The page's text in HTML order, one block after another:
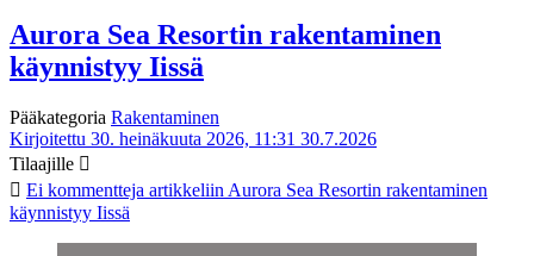
Aurora Sea Resortin rakentaminen
käynnistyy Iissä
Pääkategoria Rakentaminen
Kirjoitettu 30. heinäkuuta 2026, 11:31 30.7.2026
Tilaajille
Ei kommentteja artikkeliin Aurora Sea Resortin rakentaminen
käynnistyy Iissä